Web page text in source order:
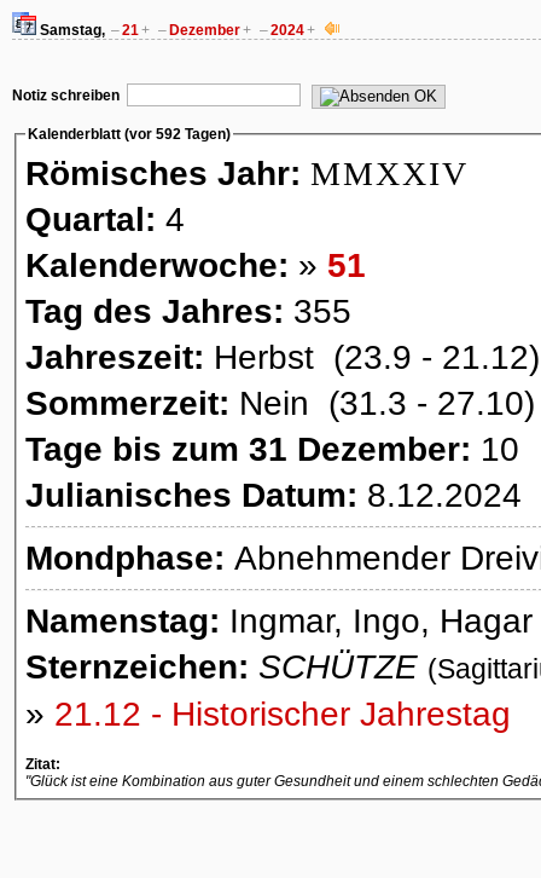
Samstag, –21+ – Dezember+ –2024+
Notiz schreiben OK
Kalenderblatt (vor 592 Tagen)
Römisches Jahr: MMXXIV
Quartal: 4
Kalenderwoche: » 51
Tag des Jahres: 355
Jahreszeit: Herbst (23.9 - 21.12)
Sommerzeit: Nein (31.3 - 27.10)
Tage bis zum 31 Dezember: 10
Julianisches Datum: 8.12.2024
Mondphase: Abnehmender
Namenstag: Ingmar, Ingo, Hagar
Sternzeichen: SCHÜTZE
» 21.12 - Historischer Jahrestag
Zitat:
"Glück ist eine Kombination aus guter Gesundheit und einem schlechten